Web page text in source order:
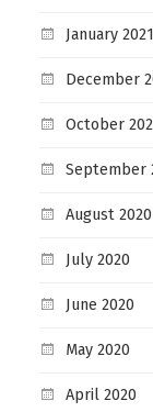
January 2021
December
October
September
August 2020
July 2020
June 2020
May 2020
April 2020